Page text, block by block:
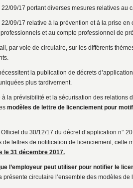
09/17 portant diverses mesures relatives au
09/17 relative à la prévention et à la prise en
et au compte professionnel de
par voie de circulaire, sur les différents
la publication de décrets
plus tardivement.
à la prévisibilité et la sécurisation des relations
modèles de lettre de licenciement pour
du 30/12/17 du décret d’application n°
de lettres de notification de licenciement, cette
le 31 décembre 2017.
l’employeur peut utiliser pour notifier le
présente circulaire l’ensemble des modèles de